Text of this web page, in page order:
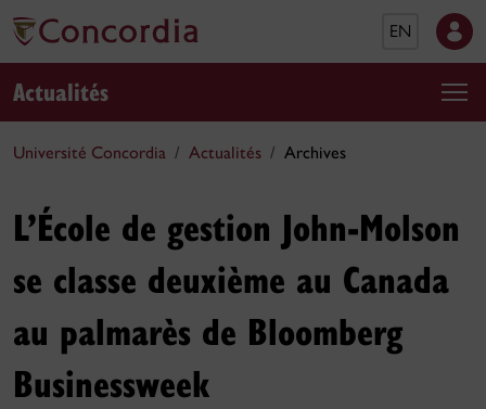
EN
Actualités
Université Concordia Actualités Archives
L’École de gestion John-Molson
se classe deuxième au Canada
au palmarès de Bloomberg
Businessweek